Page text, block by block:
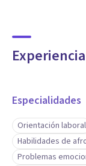
Experiencia
Especialidades
Orientación laboral
Habilidades de
Problemas